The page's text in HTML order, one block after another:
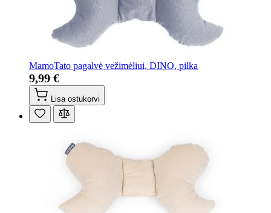
MamoTato pagalvė vežimėliui, DINO, pilka
9,99 €
Lisa ostukorvi